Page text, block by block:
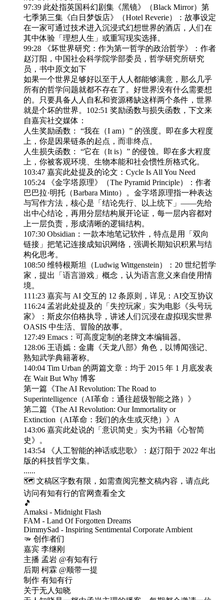
97:39 此处指英国科幻剧集《黑镜》（Black Mirror）第
七季第三集《白日梦饭店》（Hotel Reverie）：故事设定
在一家可通过技术进入沉浸式幻想世界的酒店，人们在
其中体验「理想人生」或重写现实选择。
99:28 《坏世界研究：作为第一哲学的政治哲学》：作者
赵汀阳，中国社会科学院学部委员，哲学研究所研究
员，书中原文如下
如果一个世界足够好以至于人人都能够满意，那么几乎
所有的哲学问题就都不存在了。好世界没有什么需要想
的。只要具备人人自私和资源稀缺这样两个条件，世界
就是个坏的世界。102:51 奖励函数与损失函数，下文来
自嘉宾社交媒体：
人生奖励函数： “我在（I am）” 的强度。即在多大程度
上，你是因果链条的起点，而非终点。
人生损失函数： “它在（It is）” 的侵蚀。即在多大程度
上，你被客观环境、生物本能和社会惯性所格式化。
103:47 嘉宾此处提及的论文：Cycle Is All You Need
105:24 《金字塔原理》（The Pyramid Principle）：作者
巴巴拉·明托（Barbara Minto）。金字塔原理指一种表达
与写作方法，核心是「结论先行、以上统下」——先给
出中心结论，再用分层结构展开论证，每一层内容都对
上一层负责，形成清晰的逻辑结构。
107:30 Obsidian：一款本地笔记软件，特点是用「双向
链接」把笔记连接成知识网络，强调长期知识积累与结
构化思考。
108:50 维特根斯坦（Ludwig Wittgenstein）：20 世纪哲学
家，提出「语言游戏」概念，认为语言意义来自使用情
境。
111:23 嘉宾与 AI 交互的 12 条原则，详见：AI交互协议
116:24 孟岩此处提及的「失控玩家」实为电影《头号玩
家》：斯皮尔伯格执导，讲述人们沉浸在虚拟现实世界
OASIS 中生活、冒险的故事。
127:49 Emacs：可高度定制的老牌文本编辑器。
128:06 王语嫣：金庸《天龙八部》角色，以博闻强记、
熟知武学典籍著称。
140:04 Tim Urban 的两篇文章：均于 2015 年 1 月底发表
在 Wait But Why 博客
第一篇《The AI Revolution: The Road to
Superintelligence（AI革命：通往超级智能之路）》
第二篇《The AI Revolution: Our Immortality or
Extinction（AI革命：我们的永生或灭绝）》A
143:06 嘉宾此处说的「意识简史」实为书籍《心智简
史》。
143:54 《人工智能的神话或悲歌》：赵汀阳于 2022 年出
版的科技哲学文集。
......
🗺️ 文稿区字数有限，如需查阅完整文稿内容，请点此
访问有知有行的官网查看全文
🎵
Amaksi - Midnight Flash
FAM - Land Of Forgotten Dreams
DimmySad - Inspiring Sentimental Corporate Ambient
🫳 创作者们
嘉宾 李继刚
主播 孟岩 @有知有行
后期 柯霖 @顺带一提
制作 有知有行
关于无人知晓